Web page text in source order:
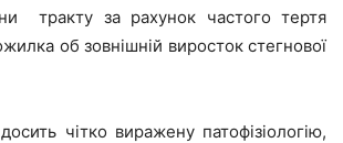
тракту за рахунок частого тертя
об зовнішній виросток стегнової
чітко виражену патофізіологію,